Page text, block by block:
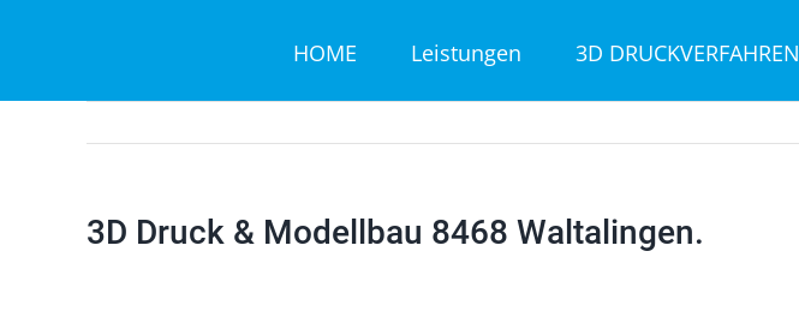
HOME Leistungen 3D DRUCKVERFAHREN
3D Druck & Modellbau 8468 Waltalingen.